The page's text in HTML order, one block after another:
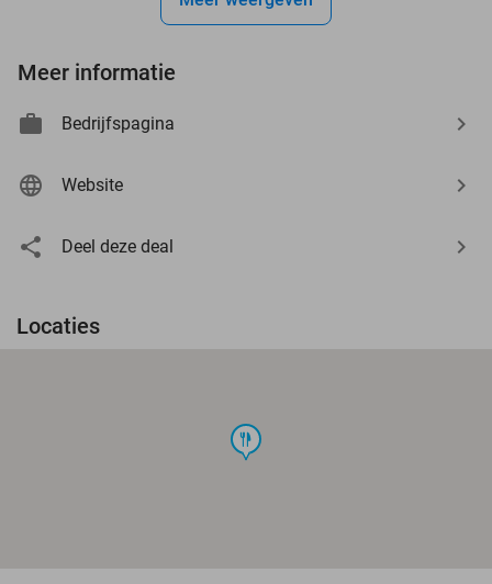
Meer informatie
Bedrijfspagina
Website
Deel deze deal
Locaties
food